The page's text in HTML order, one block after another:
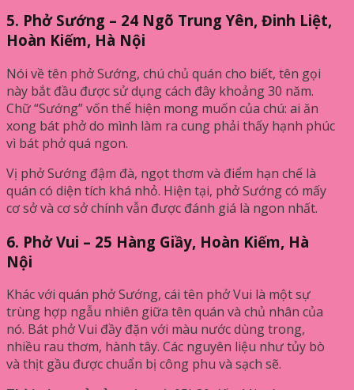
5. Phở Sướng – 24 Ngõ Trung Yên, Đinh Liệt,
Hoàn Kiếm, Hà Nội
Nói về tên phở Sướng, chú chủ quán cho biết, tên gọi
này bắt đầu được sử dụng cách đây khoảng 30 năm.
Chữ “Sướng” vốn thể hiện mong muốn của chú: ai ăn
xong bát phở do mình làm ra cung phải thấy hạnh phúc
vì bát phở quá ngon.
Vị phở Sướng đậm đà, ngọt thơm và điểm hạn chế là
quán có diện tích khá nhỏ. Hiện tại, phở Sướng có mấy
cơ sở và cơ sở chính vẫn được đánh giá là ngon nhất.
6. Phở Vui – 25 Hàng Giầy, Hoàn Kiếm, Hà
Nội
Khác với quán phở Sướng, cái tên phở Vui là một sự
trùng hợp ngẫu nhiên giữa tên quán và chủ nhân của
nó. Bát phở Vui đầy đặn với màu nước dùng trong,
nhiều rau thơm, hành tây. Các nguyên liệu như tủy bò
và thịt gầu được chuẩn bị công phu và sạch sẽ.